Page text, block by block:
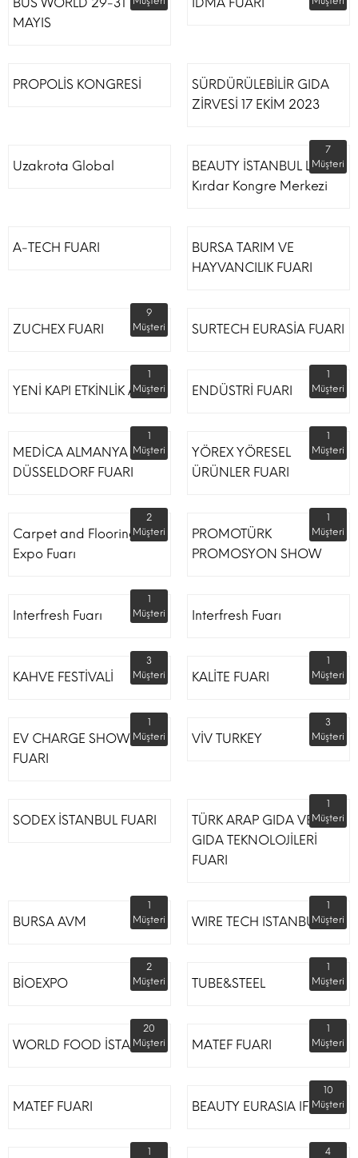
MAYIS
PROPOLİS KONGRESİ
SÜRDÜRÜLEBİLİR GIDA
ZİRVESİ 17 EKİM 2023
Uzakrota Global
BEAUTY İSTANBUL Lütfi
Kırdar Kongre Merkezi
7
Müşteri
A-TECH FUARI
BURSA TARIM VE
HAYVANCILIK FUARI
ZUCHEX FUARI
9
Müşteri
SURTECH EURASİA FUARI
YENİ KAPI ETKİNLİK ALANI
1
Müşteri
ENDÜSTRİ FUARI
1
Müşteri
MEDİCA ALMANYA
DÜSSELDORF FUARI
1
Müşteri
YÖREX YÖRESEL
ÜRÜNLER FUARI
1
Müşteri
Carpet and Flooring
Expo Fuarı
2
Müşteri
PROMOTÜRK
PROMOSYON SHOW
1
Müşteri
Interfresh Fuarı
1
Müşteri
Interfresh Fuarı
KAHVE FESTİVALİ
3
Müşteri
KALİTE FUARI
1
Müşteri
EV CHARGE SHOW
FUARI
1
Müşteri
VİV TURKEY
3
Müşteri
SODEX İSTANBUL FUARI
TÜRK ARAP GIDA VE
GIDA TEKNOLOJİLERİ
FUARI
1
Müşteri
BURSA AVM
1
Müşteri
WIRE TECH ISTANBUL
1
Müşteri
BİOEXPO
2
Müşteri
TUBE&STEEL
1
Müşteri
WORLD FOOD İSTANBUL
20
Müşteri
MATEF FUARI
1
Müşteri
MATEF FUARI BEAUTY EURASIA IFM
10
Müşteri
1
4